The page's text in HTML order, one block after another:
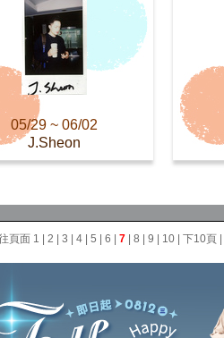
05/29 ~ 06/02
J.Sheon
頁面 1 2 3 4| 5 6 7| 8 9 10| 下10頁|